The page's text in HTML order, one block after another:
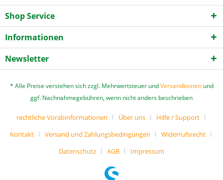
Shop Service
Informationen
Newsletter
* Alle Preise verstehen sich zzgl. Mehrwertsteuer undVersandkostenund
ggf. Nachnahmegebühren, wenn nicht anders beschrieben
rechtliche Vorabinformationen Über uns
Hilfe / Support
Kontakt
Versand und Zahlungsbedingungen
Widerrufsrecht
Datenschutz
AGB Impressum